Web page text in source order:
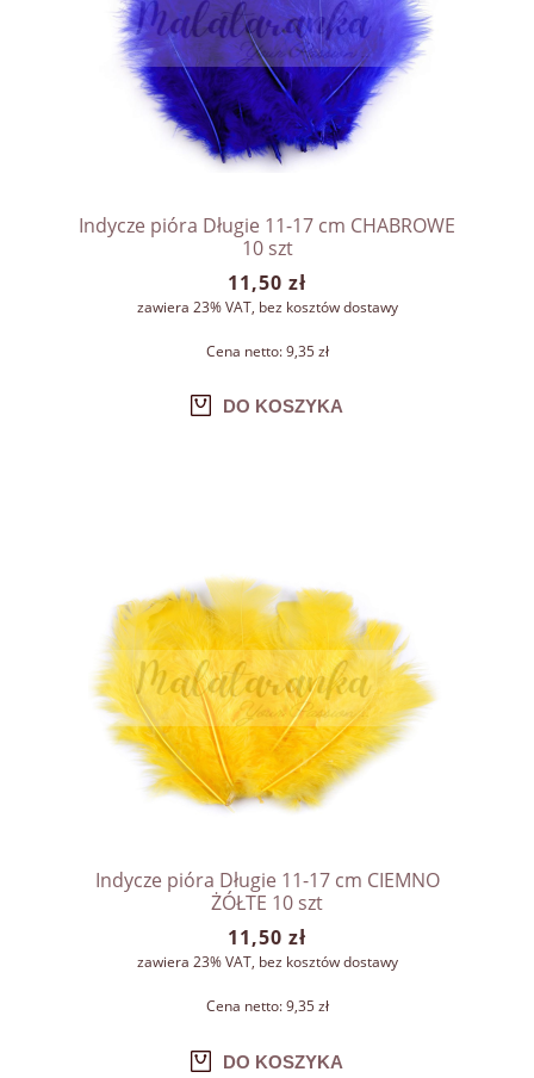
Indycze pióra Długie 11-17 cm CHABROWE
10 szt
11,50 zł
zawiera 23% VAT, bez kosztów dostawy
Cena netto:9,35 zł
DO KOSZYKA
Indycze pióra Długie 11-17 cm CIEMNO
ŻÓŁTE 10 szt
11,50 zł
zawiera 23% VAT, bez kosztów dostawy
Cena netto:9,35 zł
DO KOSZYKA